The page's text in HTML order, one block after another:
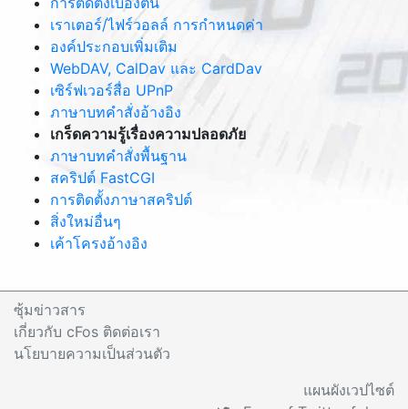
เราเตอร์/ไฟร์วอลล์ การกำหนดค่า
องค์ประกอบเพิ่มเติม
WebDAV, CalDav และ CardDav
เซิร์ฟเวอร์สื่อ UPnP
ภาษาบทคำสั่งอ้างอิง
เกร็ดความรู้เรื่องความปลอดภัย
ภาษาบทคำสั่งพื้นฐาน
สคริปต์ FastCGI
การติดตั้งภาษาสคริปต์
สิ่งใหม่อื่นๆ
เค้าโครงอ้างอิง
ซุ้มข่าวสาร
เกี่ยวกับ cFos ติดต่อเรา
นโยบายความเป็นส่วนตัว
แผนผังเวปไซต์